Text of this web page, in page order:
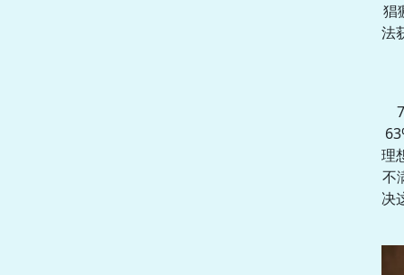
猖
法
理
不
决